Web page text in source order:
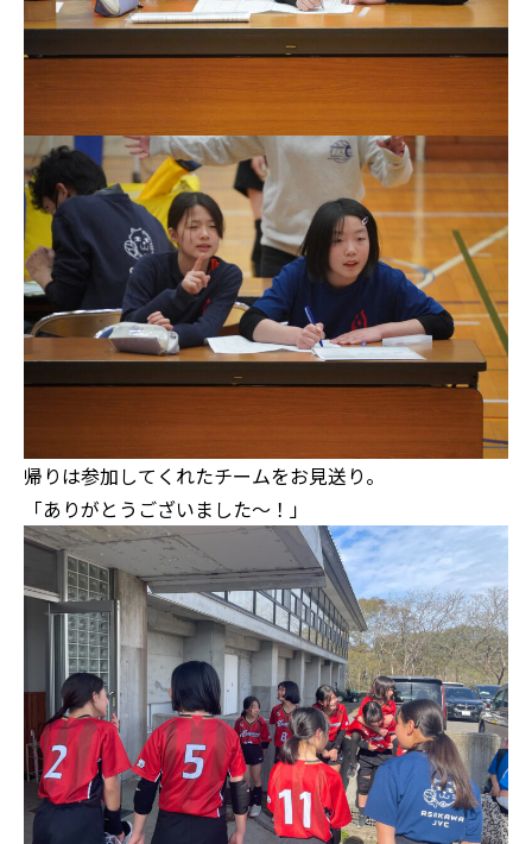
帰りは参加してくれたチームをお見送り。
「ありがとうございました～！」